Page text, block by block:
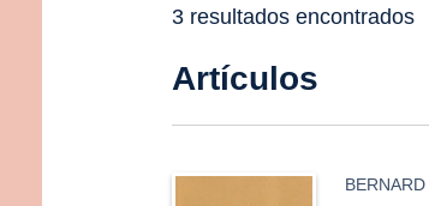
3 resultados encontrados
Artículos